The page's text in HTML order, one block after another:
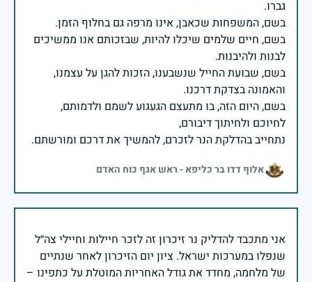
בשם, חיים שלמים שיכלו להיות, שבזכותם אנו ממשיכים
בשם, שבועת החייל שנשבענו, הזכות להגן על עצמנו,
בשם, היום הזה, בו מתעצם הגעגוע לשמם ולדמותם,
נתחייב בהדלקת הנר לזכרם, להמשיך את דרכם ומורשתם.
אלוף דדו בר כליפא - ראש אגף כוח האדם
אני מתכבד להדליק נר זיכרון זה לזכר חיילות וחיילי צה״ל
שנפלו במערכות ישראל. ציון יום הזיכרון לאחר שנתיים
של מלחמה, מחדד את גודל האחריות המוטלת על כתפינו –